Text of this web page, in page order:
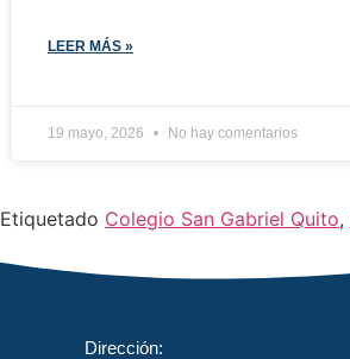
LEER MÁS »
19 mayo, 2026 No hay comentarios
Etiquetado Colegio San Gabriel Quito,
Dirección: